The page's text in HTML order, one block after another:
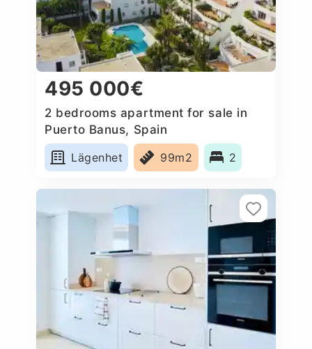
495 000€
2 bedrooms apartment for sale in
Puerto Banus, Spain
Lägenhet
99m2 2